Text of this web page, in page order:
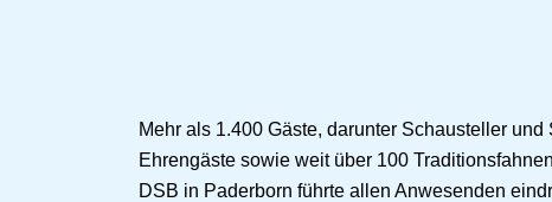
Mehr als 1.400 Gäste, darunter Schausteller
Ehrengäste sowie weit über 100
DSB in Paderborn führte allen Anwesenden